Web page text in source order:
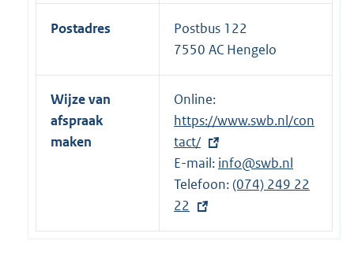
Postadres
Postbus 122
7550 AC Hengelo
Wijze van
afspraak
maken
Online:
x
t
e
r
e
https://www.swb.nl/con
tact/
E-mail: info@swb.nl
Telefoon:E
t
(074) 249 22
22